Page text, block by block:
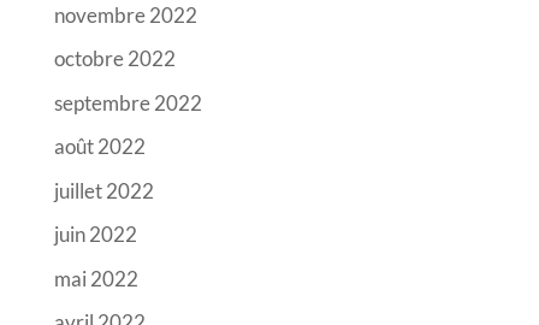
novembre 2022
octobre 2022
septembre 2022
août 2022
juillet 2022
juin 2022
mai 2022